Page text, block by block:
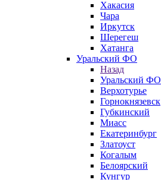
Хакасия
Чара
Иркутск
Шерегеш
Хатанга
Уральский ФО
Назад
Уральский ФО
Верхотурье
Горнокнязевск
Губкинский
Миасс
Екатеринбург
Златоуст
Когалым
Белоярский
Кунгур